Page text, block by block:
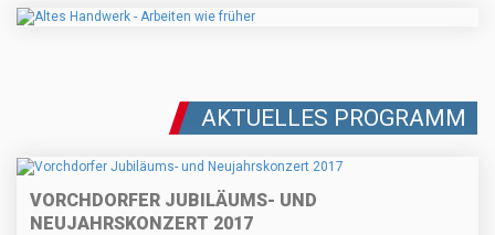
AKTUELLES PROGRAMM
VORCHDORFER JUBILÄUMS- UND
NEUJAHRSKONZERT 2017